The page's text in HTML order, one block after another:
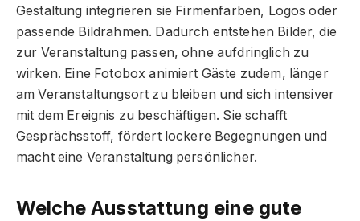
Gestaltung integrieren sie Firmenfarben, Logos oder
passende Bildrahmen. Dadurch entstehen Bilder, die
zur Veranstaltung passen, ohne aufdringlich zu
wirken. Eine Fotobox animiert Gäste zudem, länger
am Veranstaltungsort zu bleiben und sich intensiver
mit dem Ereignis zu beschäftigen. Sie schafft
Gesprächsstoff, fördert lockere Begegnungen und
macht eine Veranstaltung persönlicher.
Welche Ausstattung eine gute